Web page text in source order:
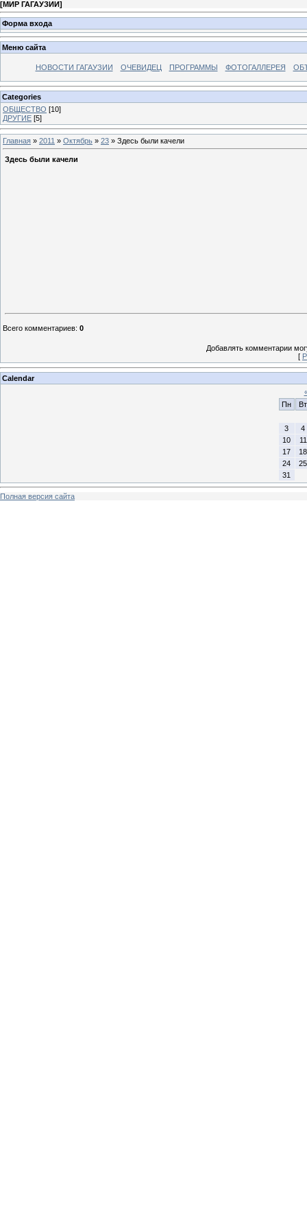
[МИР ГАГАУЗИИ]
Форма входа
Меню сайта
НОВОСТИ ГАГАУЗИИ ОЧЕВИДЕЦ ПРОГРАММЫ ФОТОГАЛЛЕРЕЯ
Categories
ОБЩЕСТВО [10]
ДРУГИЕ [5]
Главная » 2011 » Октябрь » 23 » Здесь были качели
Здесь были качели
Всего комментариев: 0
Добавлять комментарии
[
Calendar
Пн
Вт
3
4
10
11
17
18
24
25
31
Полная версия сайта